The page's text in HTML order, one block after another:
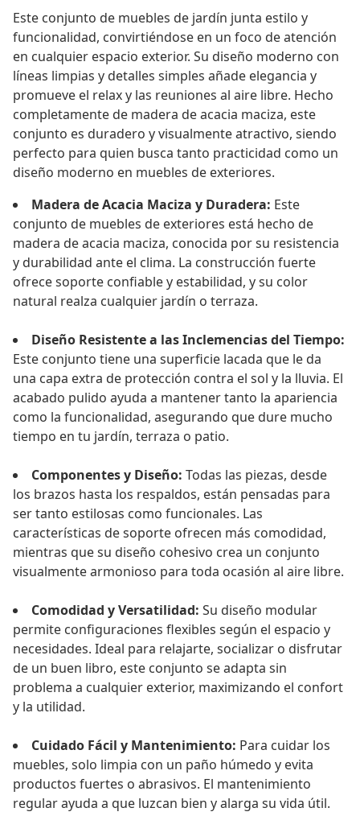
Este conjunto de muebles de jardín junta estilo y
funcionalidad, convirtiéndose en un foco de atención
en cualquier espacio exterior. Su diseño moderno con
líneas limpias y detalles simples añade elegancia y
promueve el relax y las reuniones al aire libre. Hecho
completamente de madera de acacia maciza, este
conjunto es duradero y visualmente atractivo, siendo
perfecto para quien busca tanto practicidad como un
diseño moderno en muebles de exteriores.
Madera de Acacia Maciza y Duradera: Este
conjunto de muebles de exteriores está hecho de
madera de acacia maciza, conocida por su resistencia
y durabilidad ante el clima. La construcción fuerte
ofrece soporte confiable y estabilidad, y su color
natural realza cualquier jardín o terraza.
Diseño Resistente a las Inclemencias del Tiempo:
Este conjunto tiene una superficie lacada que le da
una capa extra de protección contra el sol y la lluvia. El
acabado pulido ayuda a mantener tanto la apariencia
como la funcionalidad, asegurando que dure mucho
tiempo en tu jardín, terraza o patio.
Componentes y Diseño: Todas las piezas, desde
los brazos hasta los respaldos, están pensadas para
ser tanto estilosas como funcionales. Las
características de soporte ofrecen más comodidad,
mientras que su diseño cohesivo crea un conjunto
visualmente armonioso para toda ocasión al aire libre.
Comodidad y Versatilidad: Su diseño modular
permite configuraciones flexibles según el espacio y
necesidades. Ideal para relajarte, socializar o disfrutar
de un buen libro, este conjunto se adapta sin
problema a cualquier exterior, maximizando el confort
y la utilidad.
Cuidado Fácil y Mantenimiento: Para cuidar los
muebles, solo limpia con un paño húmedo y evita
productos fuertes o abrasivos. El mantenimiento
regular ayuda a que luzcan bien y alarga su vida útil.